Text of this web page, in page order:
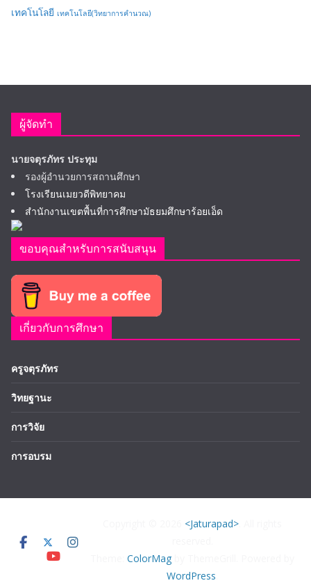
เทคโนโลยี เทคโนโลยี(วิทยาการคำนวณ)
ผู้จัดทำ
นายจตุรภัทร ประทุม
รองผู้อำนวยการสถานศึกษา
โรงเรียนเมยวดีพิทยาคม
สำนักงานเขตพื้นที่การศึกษามัธยมศึกษาร้อยเอ็ด
ขอบคุณสำหรับการสนับสนุน
เกี่ยวกับการศึกษา
ครูจตุรภัทร
วิทยฐานะ
การวิจัย
การอบรม
<Jaturapad>
Theme:ColorMag
WordPress